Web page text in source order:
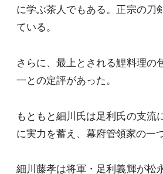
に学ぶ茶人でもある。正宗の刀
ている。
さらに、最上とされる鯉料理の
一との定評があった。
もともと細川氏は足利氏の支流
に実力を蓄え、幕府管領家の一
細川藤孝は将軍・足利義輝が松